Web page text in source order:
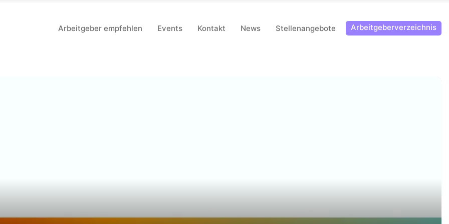
Arbeitgeber empfehlen Events Kontakt News Stellenangebote Arbeitgeberverzeichnis